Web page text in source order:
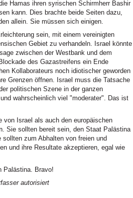
Hamas ihren syrischen Schirmherr Bashir
kann. Dies brachte beide Seiten dazu,
allein. Sie müssen sich einigen.
sein, mit einem vereinigten
Gebiet zu verhandeln. Israel könnte
zwischen der Westbank und dem
des Gazastreifens ein Ende
Kollaborateurs noch idiotischer geworden
Grenzen öffnen. Israel muss die Tatsache
politischen Szene in der ganzen
wahrscheinlich viel "moderater". Das ist
von Israel als auch den europäischen
Sie sollten bereit sein, den Staat Palästina
zum Abhalten von freien und
und ihre Resultate akzeptieren, egal wie
Palästina. Bravo!
autorisiert